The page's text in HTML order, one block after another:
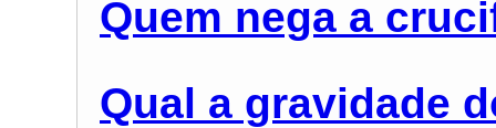
Quem nega a
Qual a gravidade